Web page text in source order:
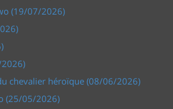
(19/07/2026)
2026)
chevalier héroïque (08/06/2026)
(25/05/2026)